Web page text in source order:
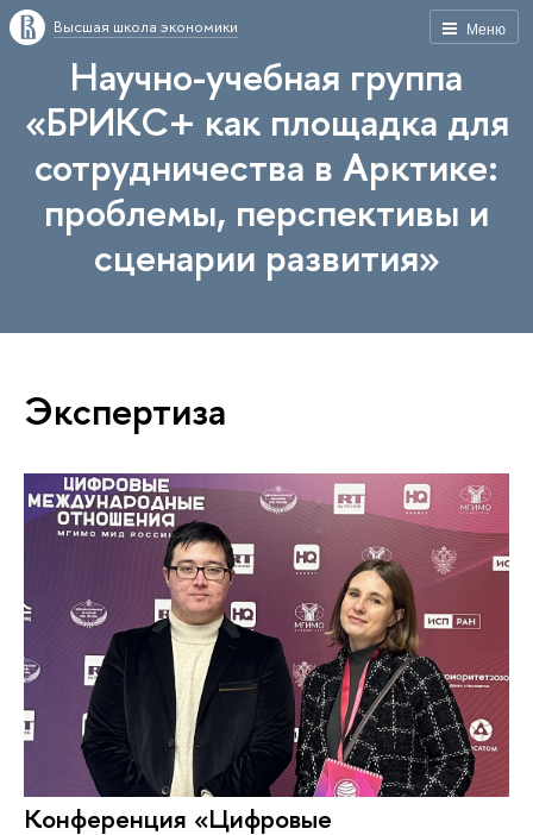
Меню
Высшая школа экономики
Научно-учебная группа
«БРИКС+ как площадка для
сотрудничества в Арктике:
проблемы, перспективы и
сценарии развития»
Экспертиза
Конференция «Цифровые